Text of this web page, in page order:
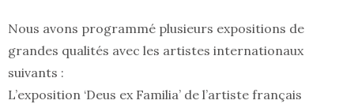
Nous avons programmé plusieurs expositions de
grandes qualités avec les artistes internationaux
suivants :
L’exposition ‘Deus ex Familia’ de l’artiste français